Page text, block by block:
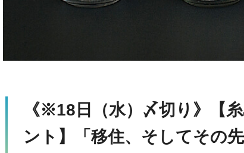
《※18日（水）〆切り》【
ント】「移住、そしてその